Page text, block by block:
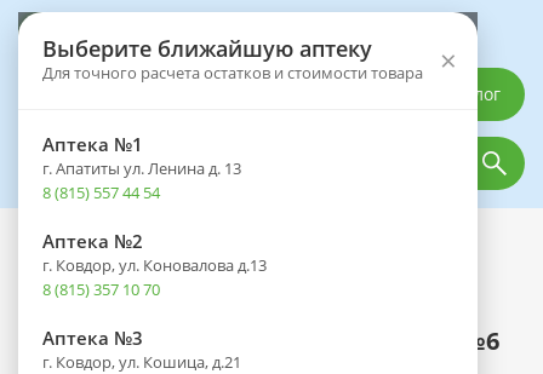
Выберите ближайшую аптеку
Для точного расчета остатков и стоимости товара ×
Аптека №1
г. Апатиты ул. Ленина д. 13
8 (815) 557 44 54
Аптека №2
г. Ковдор, ул. Коновалова д.13
8 (815) 357 10 70
Аптека №3
г. Ковдор, ул. Кошица, д.21
Каталог
Каталог Оптика
Линзы ACUVUE OASYS WITH
HYDRACLEAR PLUS (14 дней) BC 8.4
контактные мягкие корриг. (+2,00) №6